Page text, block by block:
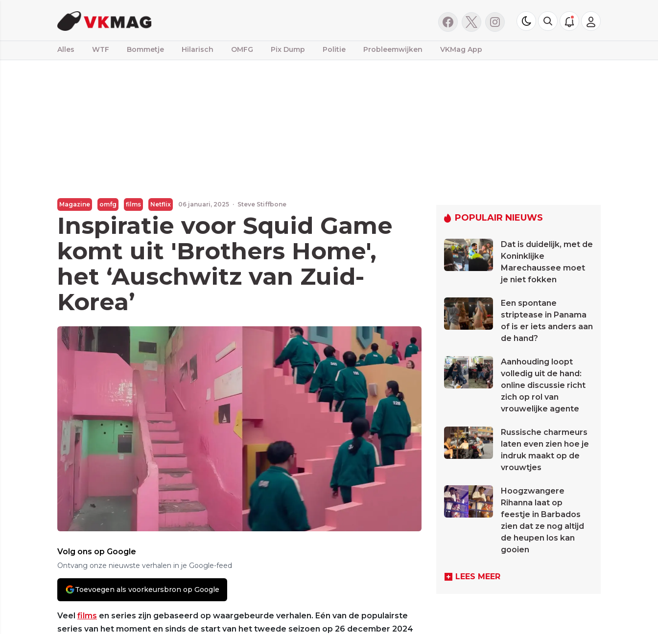
Alles WTF Bommetje Hilarisch OMFG Pix Dump Politie Probleemwijken VKMag App
Magazine omfg films Netflix 06 januari, 2025 · Steve Stiffbone
Inspiratie voor Squid Game
komt uit 'Brothers Home',
het ‘Auschwitz van Zuid-
Korea’
Volg ons op Google
Ontvang onze nieuwste verhalen in je Google-feed
Toevoegen als voorkeursbron op Google
Veel films en series zijn gebaseerd op waargebeurde verhalen. Eén van de populairste
series van het moment en sinds de start van het tweede seizoen op 26 december 2024
POPULAIR NIEUWS
Dat is duidelijk, met de
Koninklijke
Marechaussee moet
je niet fokken
Een spontane
striptease in Panama
of is er iets anders aan
de hand?
Aanhouding loopt
volledig uit de hand:
online discussie richt
zich op rol van
vrouwelijke agente
Russische charmeurs
laten even zien hoe je
indruk maakt op de
vrouwtjes
Hoogzwangere
Rihanna laat op
feestje in Barbados
zien dat ze nog altijd
de heupen los kan
gooien
LEES MEER